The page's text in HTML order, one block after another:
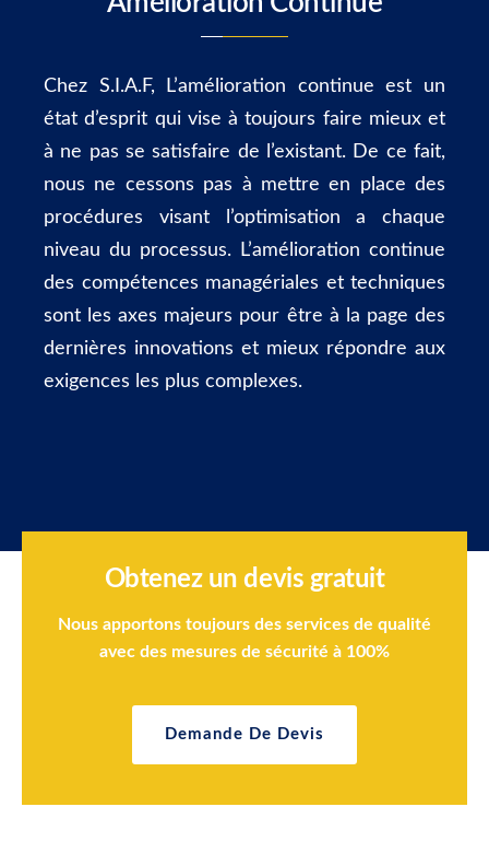
Chez S.I.A.F, L’amélioration continue est un
état d’esprit qui vise à toujours faire mieux et
à ne pas se satisfaire de l’existant. De ce fait,
nous ne cessons pas à mettre en place des
procédures visant l’optimisation a chaque
niveau du processus. L’amélioration continue
des compétences managériales et techniques
sont les axes majeurs pour être à la page des
dernières innovations et mieux répondre aux
exigences les plus complexes.
Obtenez un devis gratuit
Nous apportons toujours des services de qualité
avec des mesures de sécurité à 100%
Demande De Devis